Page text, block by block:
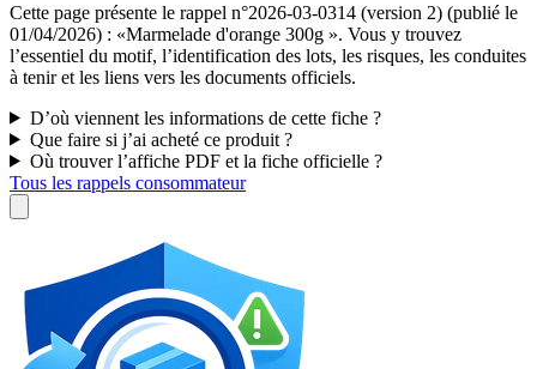
Cette page présente le rappel n°2026-03-0314 (version 2) (publié le
01/04/2026) : «Marmelade d'orange 300g ». Vous y trouvez
l’essentiel du motif, l’identification des lots, les risques, les conduites
à tenir et les liens vers les documents officiels.
D’où viennent les informations de cette fiche ?
Que faire si j’ai acheté ce produit ?
Où trouver l’affiche PDF et la fiche officielle ?
Tous les rappels consommateur